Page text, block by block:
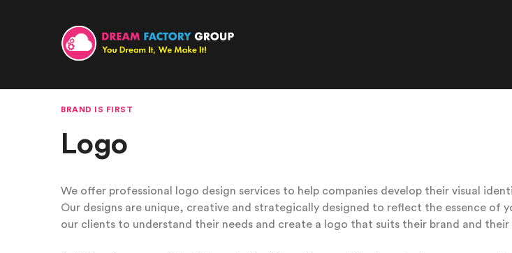
BRAND IS FIRST
Logo
We offer professional logo design services to help companies develop their visual
Our designs are unique, creative and strategically designed to reflect the essence of
our clients to understand their needs and create a logo that suits their brand and their